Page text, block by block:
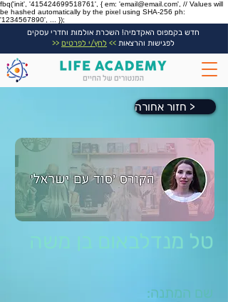
fbq('init', '415424699518761', { em: 'email@email.com', // Values will
be hashed automatically by the pixel using SHA-256 ph:
'1234567890', ... });
חדש בקמפוס האקדמיה! השכרת אולמות וחדרי עסקים
לפגישות והרצאות >> לחץ/י לפרטים <<
חזור אחורה >
טל מנדלבאום בן משה
שם המתנה: